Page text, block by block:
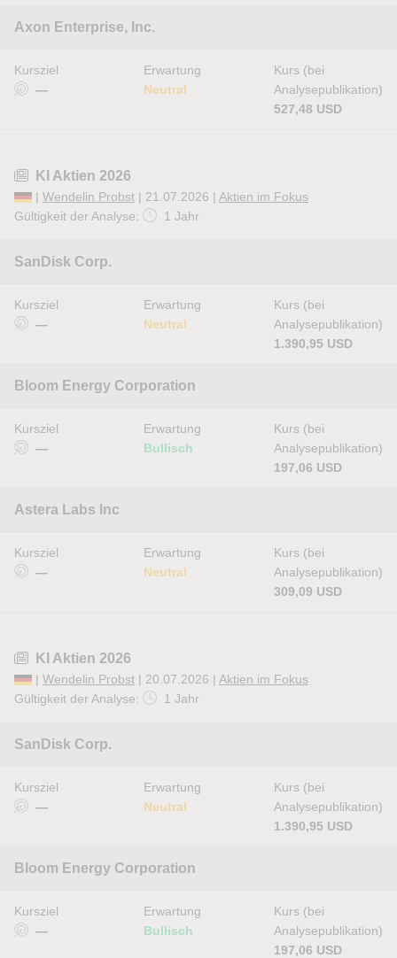
Axon Enterprise, Inc.
Kursziel
—
Erwartung
Neutral
Kurs (bei
Analysepublikation)
527,48 USD
KI Aktien 2026
| Wendelin Probst | 21.07.2026 | Aktien im Fokus
Gültigkeit der Analyse:
1 Jahr
SanDisk Corp.
Kursziel
—
Erwartung
Neutral
Kurs (bei
Analysepublikation)
1.390,95 USD
Bloom Energy Corporation
Kursziel
—
Erwartung
Bullisch
Kurs (bei
Analysepublikation)
197,06 USD
Astera Labs Inc
Kursziel
—
Erwartung
Neutral
Kurs (bei
Analysepublikation)
309,09 USD
KI Aktien 2026
| Wendelin Probst | 20.07.2026 | Aktien im Fokus
Gültigkeit der Analyse:
1 Jahr
SanDisk Corp.
Kursziel
—
Erwartung
Neutral
Kurs (bei
Analysepublikation)
1.390,95 USD
Bloom Energy Corporation
Kursziel
—
Erwartung
Bullisch
Kurs (bei
Analysepublikation)
197,06 USD